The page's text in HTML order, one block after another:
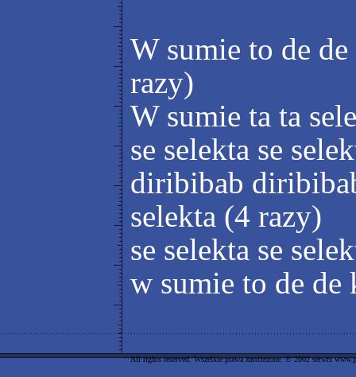
W sumie to de
razy)
W sumie ta ta
se selekta se
diribibab
selekta (4 razy)
se selekta se
w sumie to de de
All rights reserved. Wszelkie prawa zastrzeżone. © 2002 serwis